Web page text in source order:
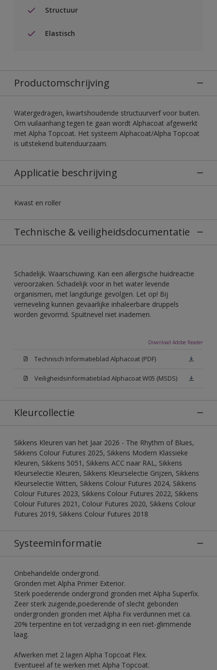
Structuur
Elastisch
Productomschrijving
Watergedragen, kwartshoudende structuurverf voor buiten.
Om vuilaanhang tegen te gaan wordt Alphacoat afgewerkt
met Alpha Topcoat. Het systeem Alphacoat/Alpha Topcoat
is uitstekend buitenduurzaam.
Applicatie beschrijving
Kwast en roller
Technische & veiligheidsdocumentatie
Schadelijk. Waarschuwing. Kan een allergische huidreactie
veroorzaken. Schadelijk voor in het water levende
organismen, met langdurige gevolgen. Let op! Bij
verneveling kunnen gevaarlijke inhaleerbare druppels
worden gevormd. Spuitnevel niet inademen.
Download Adobe Reader
Technisch Informatieblad Alphacoat (PDF)
Veiligheidsinformatieblad Alphacoat W05 (MSDS)
Kleurcollectie
Sikkens Kleuren van het Jaar 2026 - The Rhythm of Blues,
Sikkens Colour Futures 2025, Sikkens Modern Klassieke
Kleuren, Sikkens 5051, Sikkens ACC naar RAL, Sikkens
Kleurselectie Kleuren, Sikkens Kleurselectie Grijzen, Sikkens
Kleurselectie Witten, Sikkens Colour Futures 2024, Sikkens
Colour Futures 2023, Sikkens Colour Futures 2022, Sikkens
Colour Futures 2021, Colour Futures 2020, Sikkens Colour
Futures 2019, Sikkens Colour Futures 2018
Systeeminformatie
Onbehandelde ondergrond.
Gronden met Alpha Primer Exterior.
Sterk poederende ondergrond gronden met Alpha Superfix.
Zeer sterk zuigende,poederende of slecht gebonden
ondergronden gronden met Alpha Fix verdunnen met ca.
20% terpentine en tot verzadiging in een niet-glimmende
laag.
Afwerken met 2 lagen Alpha Topcoat Flex.
Eventueel af te werken met Alpha Topcoat.